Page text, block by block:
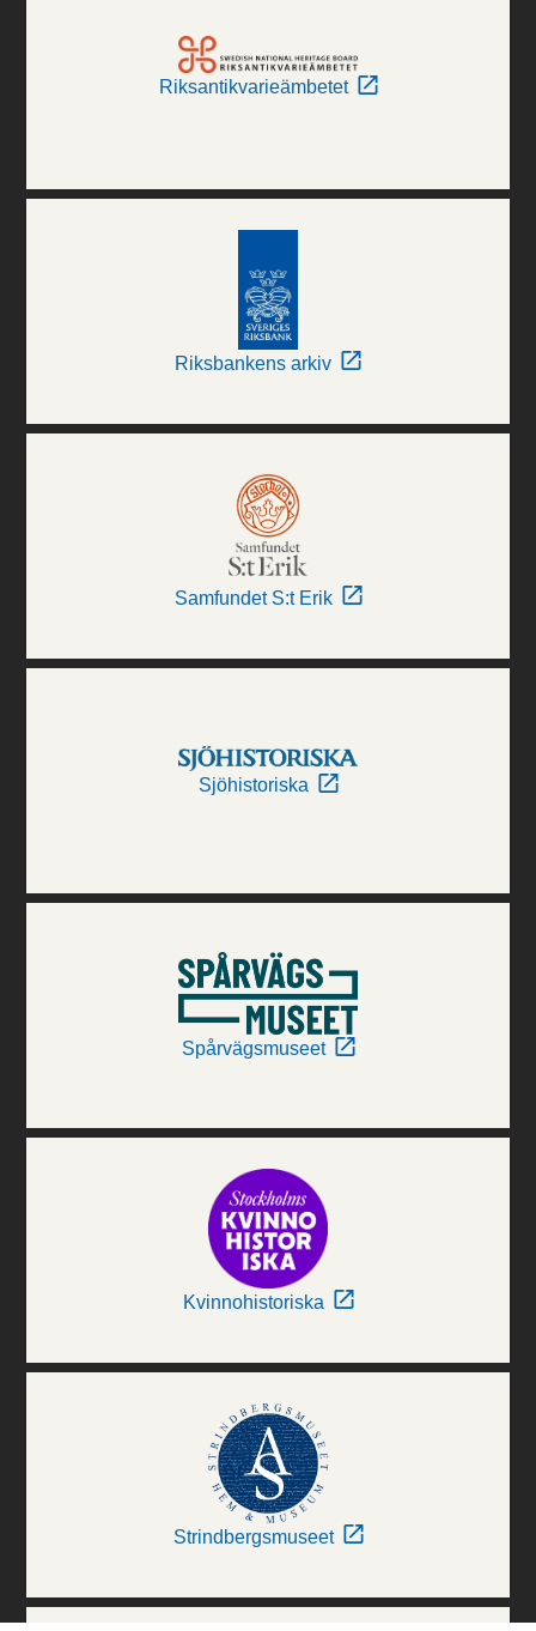
Riksantikvarieämbetet
Riksbankens arkiv
Samfundet S:t Erik
Sjöhistoriska
Spårvägsmuseet
Kvinnohistoriska
Strindbergsmuseet